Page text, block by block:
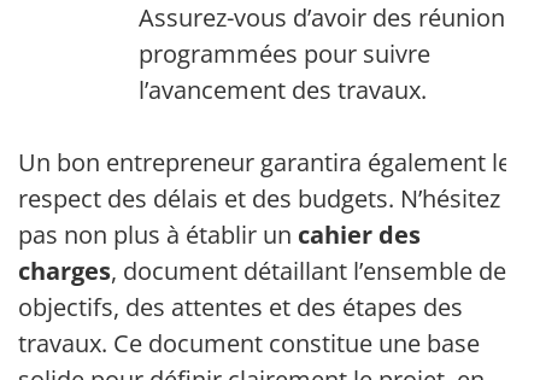
Assurez-vous d’avoir des réunions
programmées pour suivre
l’avancement des travaux.
Un bon entrepreneur garantira également le
respect des délais et des budgets. N’hésitez
pas non plus à établir un cahier des
charges, document détaillant l’ensemble des
objectifs, des attentes et des étapes des
travaux. Ce document constitue une base